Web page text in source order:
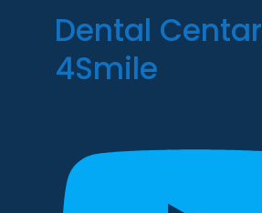
Dental Centar
4Smile